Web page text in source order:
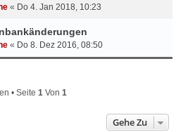
« Do 4. Jan 2018, 10:23
« Do 8. Dez 2016, 08:50
• Seite 1 Von 1
Gehe Zu